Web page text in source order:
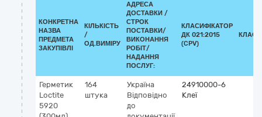
КОНКРЕТНА
НАЗВА
ПРЕДМЕТА
ЗАКУПІВЛІ
КІЛЬКІСТЬ
/
ОД.ВИМІРУ
АДРЕСА
ДОСТАВКИ /
СТРОК
ПОСТАВКИ/
ВИКОНАННЯ
РОБІТ/
НАДАННЯ
ПОСЛУГ:
КЛАСИФІКАТОР
ДК 021:2015
(CPV)
Герметик
Loctite
5920
164
штука
Україна
Відповідно
до
24910000-6
Клеї